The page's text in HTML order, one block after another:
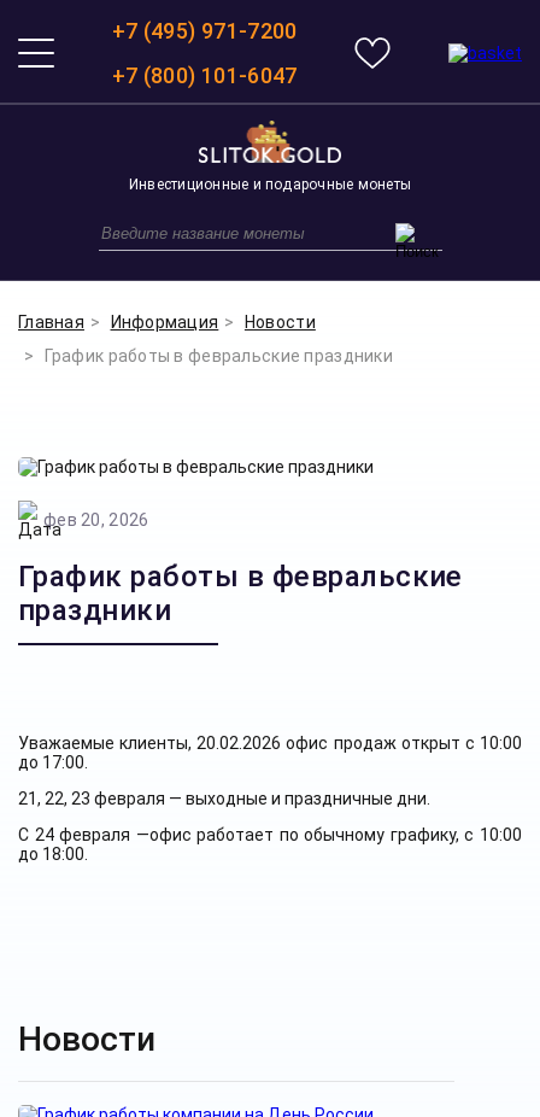
+7 (495) 971-7200
+7 (800) 101-6047
Инвестиционные и подарочные монеты
Главная Информация
Новости
График работы в февральские праздники
Новости
фев 20, 2026
График работы в февральские
праздники
Уважаемые клиенты, 20.02.2026 офис продаж открыт с 10:00
до 17:00.
21, 22, 23 февраля — выходные и праздничные дни.
С 24 февраля —офис работает по обычному графику, с 10:00
до 18:00.